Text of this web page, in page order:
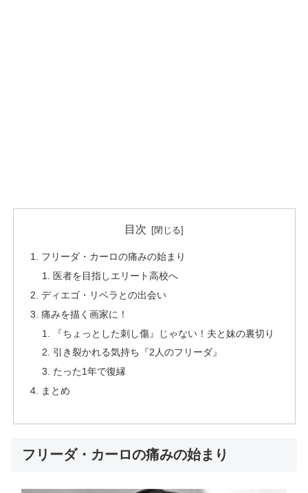
目次
フリーダ・カーロの痛みの始まり
医者を目指しエリート高校へ
ディエゴ・リベラとの出会い
痛みを描く画家に！
『ちょっとした刺し傷』じゃない！夫と妹の裏切り
引き裂かれる気持ち『2人のフリーダ』
たった1年で復縁
まとめ
フリーダ・カーロの痛みの始まり